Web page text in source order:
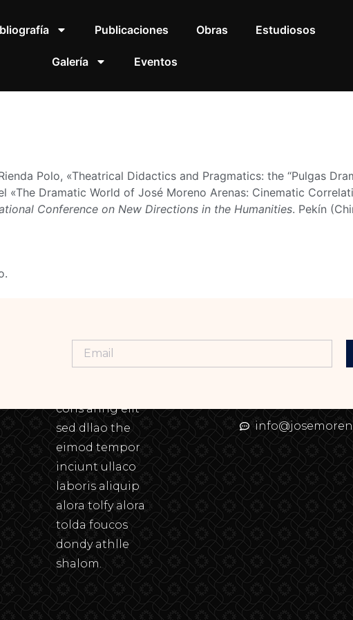
Publicaciones Obras Estudiosos
Galería Eventos
Polo, «Theatrical Didactics and Pragmatics: the “Pulgas
«The Dramatic World of José Moreno Arenas: Cinematic
Conference on New Directions in the Humanities. Pekín
Lorem ipsum
cons aring elit
sed dllao the
eimod tempor
inciunt ullaco
laboris aliquip
alora tolfy alora
tolda foucos
dondy athlle
shalom.
Contacto